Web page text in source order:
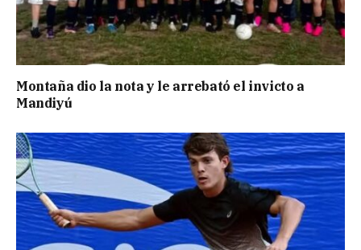
Montaña dio la nota y le arrebató el invicto a
Mandiyú